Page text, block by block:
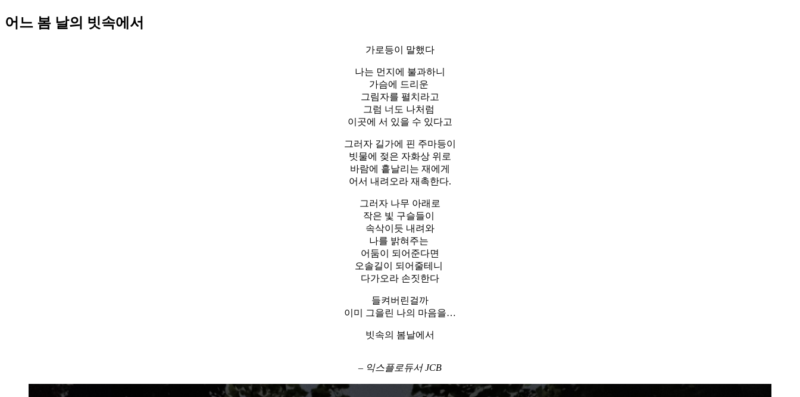
어느 봄 날의 빗속에서
가로등이 말했다
나는 먼지에 불과하니
가슴에 드리운
그림자를 펼치라고
그럼 너도 나처럼
이곳에 서 있을 수 있다고
그러자 길가에 핀 주마등이
빗물에 젖은 자화상 위로
바람에 흩날리는 재에게
어서 내려오라 재촉한다.
그러자 나무 아래로
작은 빛 구슬들이
속삭이듯 내려와
나를 밝혀주는
어둠이 되어준다면
오솔길이 되어줄테니
다가오라 손짓한다
들켜버린걸까
이미 그을린 나의 마음을…
빗속의 봄날에서
– 익스플로듀서 JCB